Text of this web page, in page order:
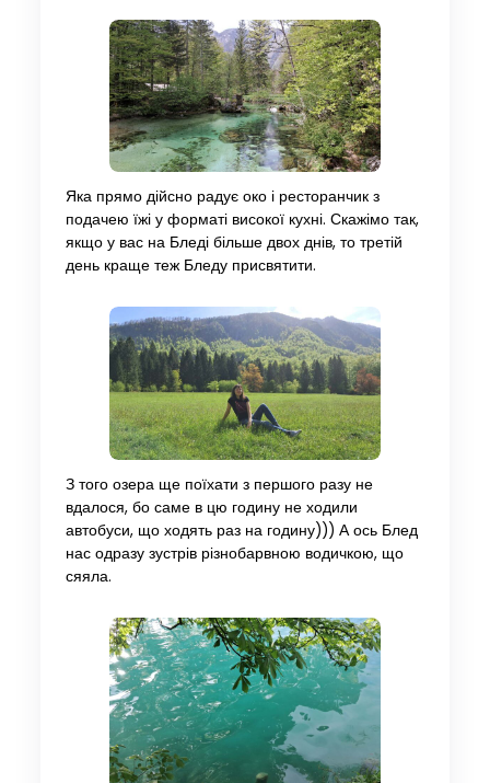
Яка прямо дійсно радує око і ресторанчик з
подачею їжі у форматі високої кухні. Скажімо так,
якщо у вас на Бледі більше двох днів, то третій
день краще теж Бледу присвятити.
З того озера ще поїхати з першого разу не
вдалося, бо саме в цю годину не ходили
автобуси, що ходять раз на годину))) А ось Блед
нас одразу зустрів різнобарвною водичкою, що
сяяла.